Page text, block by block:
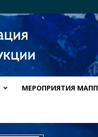
МЕРОПРИЯТИЯ МАПП